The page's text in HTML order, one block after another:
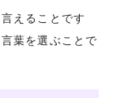
えることです
葉を選ぶことで